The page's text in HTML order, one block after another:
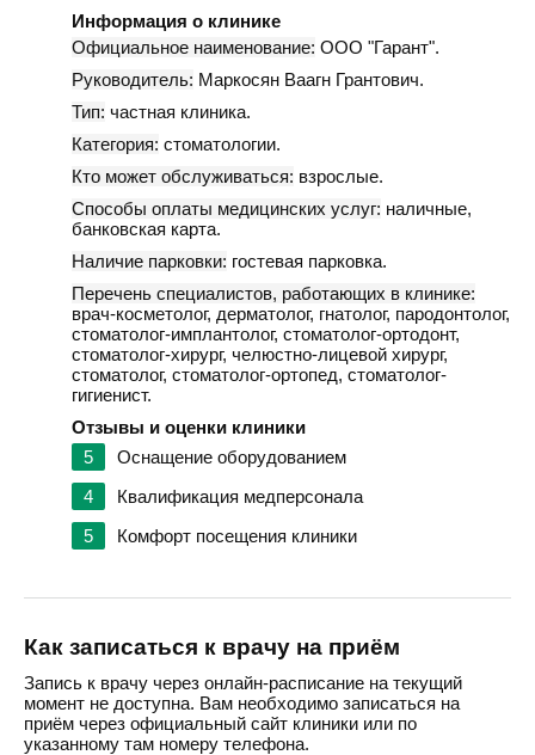
Информация о клинике
Официальное наименование: ООО "Гарант".
Руководитель: Маркосян Ваагн Грантович.
Тип: частная клиника.
Категория: стоматологии.
Кто может обслуживаться: взрослые.
Способы оплаты медицинских услуг: наличные,
банковская карта.
Наличие парковки: гостевая парковка.
Перечень специалистов, работающих в клинике:
врач-косметолог, дерматолог, гнатолог, пародонтолог,
стоматолог-имплантолог, стоматолог-ортодонт,
стоматолог-хирург, челюстно-лицевой хирург,
стоматолог, стоматолог-ортопед, стоматолог-
гигиенист.
Отзывы и оценки клиники
5
Оснащение оборудованием
4
Квалификация медперсонала
5
Комфорт посещения клиники
Как записаться к врачу на приём
Запись к врачу через онлайн-расписание на текущий
момент не доступна. Вам необходимо записаться на
приём через официальный сайт клиники или по
указанному там номеру телефона.